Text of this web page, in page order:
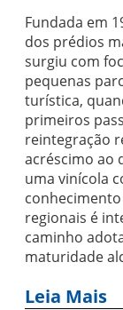
Fundada em
dos prédios
surgiu com
pequenas
turística,
primeiros
reintegração
acréscimo ao
uma vinícola
regionais é
caminho
maturidade
Leia Mais